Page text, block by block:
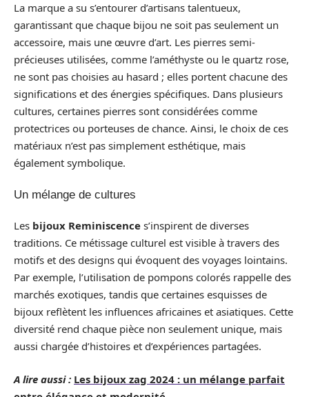
La marque a su s’entourer d’artisans talentueux,
garantissant que chaque bijou ne soit pas seulement un
accessoire, mais une œuvre d’art. Les pierres semi-
précieuses utilisées, comme l’améthyste ou le quartz rose,
ne sont pas choisies au hasard ; elles portent chacune des
significations et des énergies spécifiques. Dans plusieurs
cultures, certaines pierres sont considérées comme
protectrices ou porteuses de chance. Ainsi, le choix de ces
matériaux n’est pas simplement esthétique, mais
également symbolique.
Un mélange de cultures
Les bijoux Reminiscence s’inspirent de diverses
traditions. Ce métissage culturel est visible à travers des
motifs et des designs qui évoquent des voyages lointains.
Par exemple, l’utilisation de pompons colorés rappelle des
marchés exotiques, tandis que certaines esquisses de
bijoux reflètent les influences africaines et asiatiques. Cette
diversité rend chaque pièce non seulement unique, mais
aussi chargée d’histoires et d’expériences partagées.
A lire aussi : Les bijoux zag 2024 : un mélange parfait